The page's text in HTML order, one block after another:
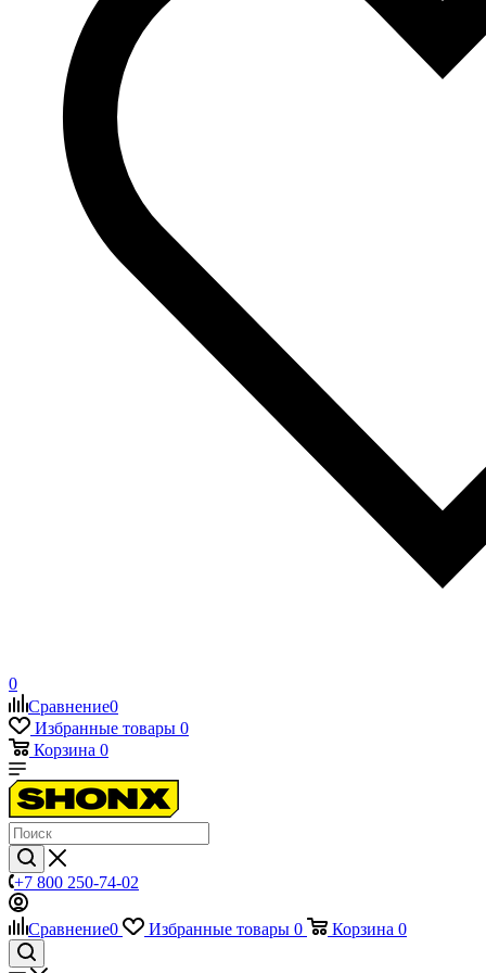
0
Сравнение0
Избранные товары 0
Корзина 0
+7 800 250-74-02
Сравнение0 Избранные товары 0 Корзина 0